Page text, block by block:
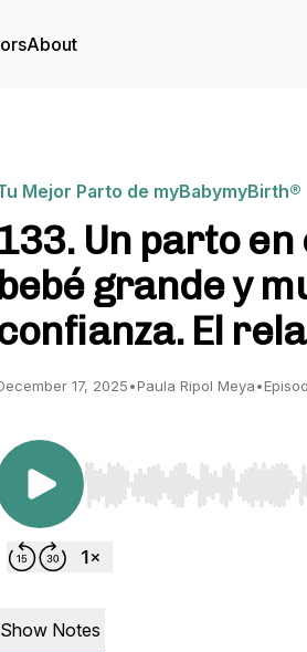
About
Mejor Parto de myBabymyBirth®
133. Un parto en
bebé grande y
El
17, 2025•Paula Ripol Meya•
Use Left/Right to seek,
Show Notes